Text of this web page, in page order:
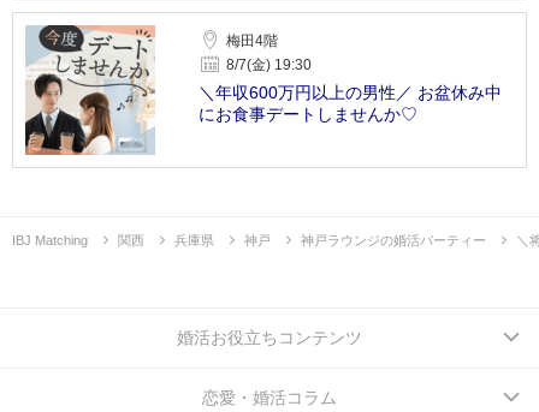
梅田4階
8/7(金) 19:30
＼年収600万円以上の男性／ お盆休み中
にお食事デートしませんか♡
IBJ Matching 関西 兵庫県 神戸 神戸ラウンジの婚活パーティー ＼
婚活お役立ちコンテンツ
恋愛・婚活コラム